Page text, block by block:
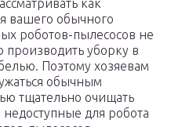
как
вашего обычного
роботов-пылесосов не
производить уборку в
Поэтому хозяевам
обычным
тщательно очищать
для робота